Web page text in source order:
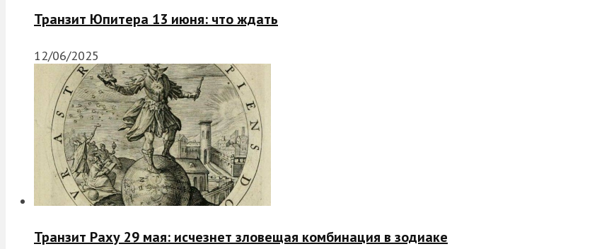
Транзит Юпитера 13 июня: что ждать
12/06/2025
Транзит Раху 29 мая: исчезнет зловещая комбинация в зодиаке